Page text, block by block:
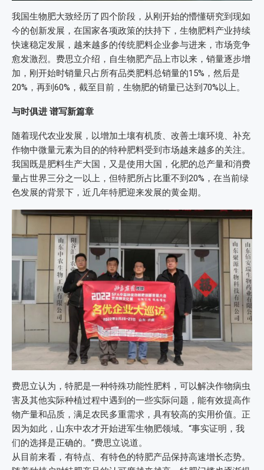
我国生物肥大致经历了四个阶段，从刚开始的懵懂研究到现如
今的创新发展，在国家各项政策的扶持下，生物肥料产业持续
快速稳定发展，越来越多的传统肥料企业参与进来，市场竞争
愈发激烈。费思立介绍，自生物肥产品上市以来，销量逐步增
加，刚开始时销量只占所有品类肥料总销量的15%，然后是
20%，再到60%，截至目前，生物肥的销量已达到70%以上。
与时俱进 谱写新篇章
随着现代农业发展，以增加土壤有机质、改善土壤环境、补充
作物中微量元素为目的的特种肥料受到市场越来越多的关注。
我国既是肥料生产大国，又是使用大国，化肥的总产量和消费
量占世界三分之一以上，但特肥所占比重不到20%，在当前绿
色发展的背景下，近几年特肥迎来发展的黄金期。
费思立认为，特肥是一种特殊功能性肥料，可以解决作物病虫
害及其他实际种植过程中遇到的一些实际问题，能有效提高作
物产量和品质，满足农民多重需求，具有较高的实用价值。正
因为如此，山东中农才开始进军生物肥领域。“事实证明，我
们的选择是正确的。”费思立说道。
从目前来看，有特点、有特色的特肥产品保持高速增长态势。